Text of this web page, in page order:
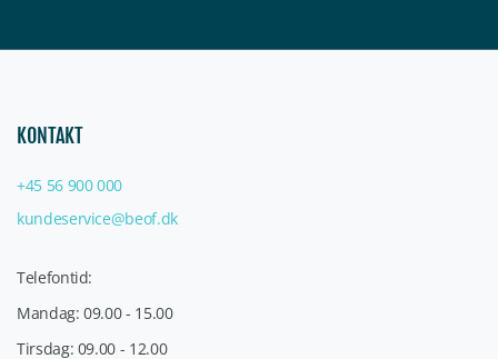
KONTAKT
+45 56 900 000
kundeservice@beof.dk
Telefontid:
Mandag: 09.00 - 15.00
Tirsdag: 09.00 - 12.00